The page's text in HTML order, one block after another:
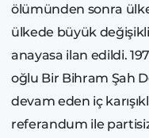
ölümünden sonra
ülkede büyük
anayasa ilan edildi.
oğlu Bir Bihram Şah
devam eden iç
referandum ile